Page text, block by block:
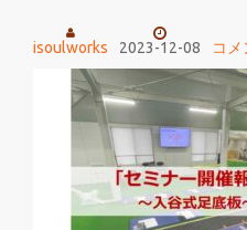
isoulworks 2023-12-08 コ